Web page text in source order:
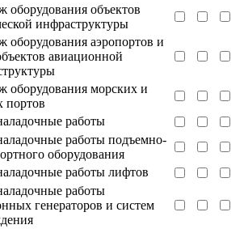
оборудования объектов
инфраструктуры
оборудования аэропортов и
авиационной
оборудования морских и
портов
работы
работы подъемно-
оборудования
работы лифтов
работы
генераторов и систем